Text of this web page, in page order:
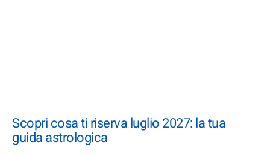
Scopri cosa ti riserva luglio 2027: la tua
guida astrologica